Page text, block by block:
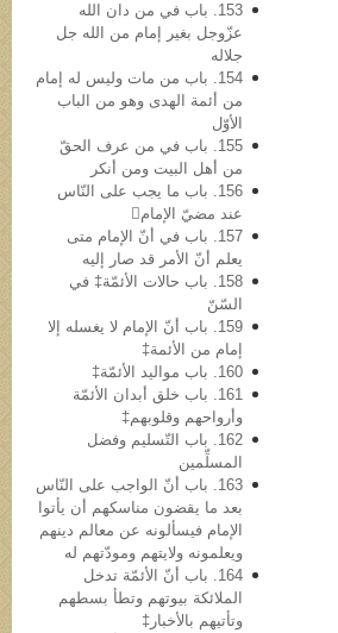
153. باب في من دان الله
عزّوجل بغیر إمام من الله جل
جلاله
154. باب من مات ولیس له إمام
من أئمة الهدی وهو من الباب
الأوّل
155. باب في من عرف الحقّ
من أهل البیت ومن أنکر
156. باب ما یجب على النّاس
عند مضيّ الإمام
157. باب في أنّ الإمام متی
یعلم أنّ الأمر قد صار إلیه
158. باب حالات الأئمّة‡ في
السّنّ
159. باب أنّ الإمام لا یغسله إلا
إمام من الأئمة‡
160. باب موالید الأئمّة‡
161. باب خلق أبدان الأئمّة
وأرواحهم وقلوبهم‡
162. باب التّسلیم وفضل
المسلِّمین
163. باب أنّ الواجب علی النّاس
بعد ما یقضون مناسکهم أن یأتوا
الإمام فیسألونه عن معالم دینهم
ویعلمونه ولایتهم ومودّتهم له
164. باب أنّ الأئمّة تدخل
الملائکة بیوتهم وتطأ بسطهم
وتأتیهم بالأخبار‡